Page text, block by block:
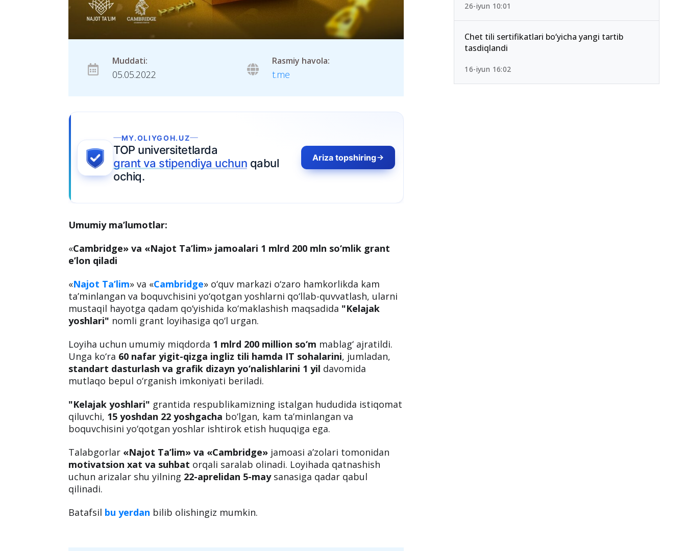
Muddati:
05.05.2022
Rasmiy havola:
t.me
Ariza topshiring
Umumiy ma’lumotlar:
«Cambridge» va «Najot Ta’lim» jamoalari 1 mlrd 200 mln so‘mlik grant
«Najot Ta’lim » va «Cambridge» o‘quv markazi o‘zaro hamkorlikda kam
ta’minlangan va boquvchisini yo‘qotgan yoshlarni qo‘llab-quvvatlash, ularni
mustaqil hayotga qadam qo‘yishida ko‘maklashish maqsadida
Loyiha uchun umumiy miqdorda1 mlrd 200 million so‘mmablag‘ ajratildi.
Unga ko‘ra60 nafar yigit-qizga ingliz tili hamda IT sohalarini
mutlaqo bepul o‘rganish imkoniyati beriladi.
"Kelajak yoshlari"grantida respublikamizning istalgan hududida istiqomat
qiluvchi,
26-iyun 10:01
Chet tili sertifikatlari bo‘yicha yangi tartib
tasdiqlandi
16-iyun 16:02